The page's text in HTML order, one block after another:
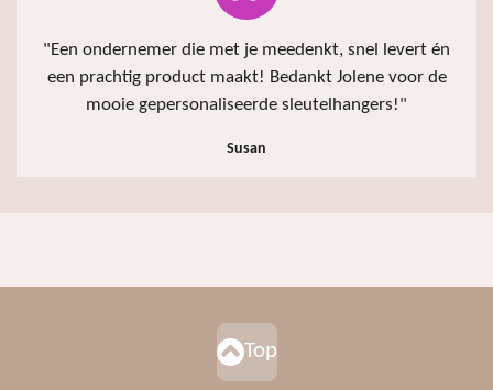
"Een ondernemer die met je meedenkt, snel levert én
een prachtig product maakt! Bedankt Jolene voor de
mooie gepersonaliseerde sleutelhangers!"
Susan
Top